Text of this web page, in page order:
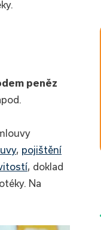
peněz
, pojištění
, doklad
Na